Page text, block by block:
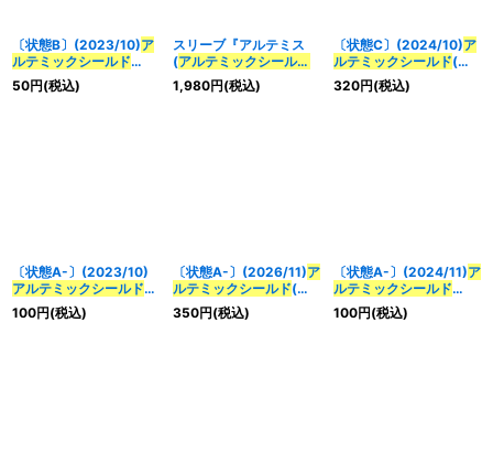
〔状態B〕(2023/10)ア
ルテミックシールド
(BSC41収録)【C】
{BS44-092}《白》
50円(税込)
スリーブ『アルテミス
(アルテミックシールド
イラスト)』80枚【-】
{-}《サプライ》
1,980円(税込)
〔状態C〕(2024/10)ア
ルテミックシールド(ホ
イル仕
様/SEEDFREEDOMイラ
320円(税込)
〔状態A-〕(2023/10)
アルテミックシールド
(BSC41収録)【C】
{BS44-092}《白》
100円(税込)
〔状態A-〕(2026/11)ア
ルテミックシールド(仮
面ライダー電王イラス
ト/PB46収録)【PB】
350円(税込)
〔状態A-〕(2024/11)ア
ルテミックシールド
(CB32収録)【C】
{BS44-092}《白》
100円(税込)